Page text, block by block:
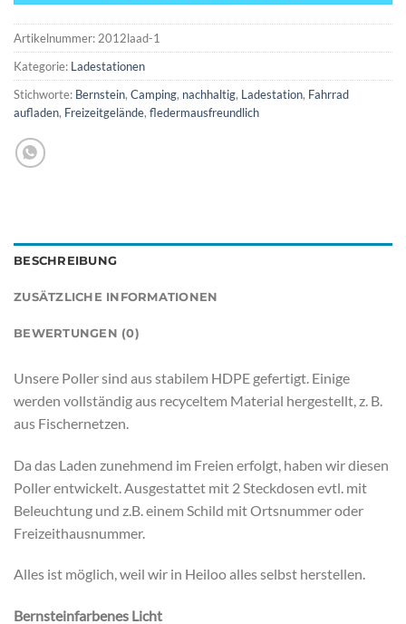
Artikelnummer: 2012laad-1
Kategorie: Ladestationen
Stichworte: Bernstein, Camping, nachhaltig, Ladestation, Fahrrad
aufladen, Freizeitgelände, fledermausfreundlich
BESCHREIBUNG
ZUSÄTZLICHE INFORMATIONEN
BEWERTUNGEN (0)
Unsere Poller sind aus stabilem HDPE gefertigt. Einige
werden vollständig aus recyceltem Material hergestellt, z. B.
aus Fischernetzen.
Da das Laden zunehmend im Freien erfolgt, haben wir diesen
Poller entwickelt. Ausgestattet mit 2 Steckdosen evtl. mit
Beleuchtung und z.B. einem Schild mit Ortsnummer oder
Freizeithausnummer.
Alles ist möglich, weil wir in Heiloo alles selbst herstellen.
Bernsteinfarbenes Licht